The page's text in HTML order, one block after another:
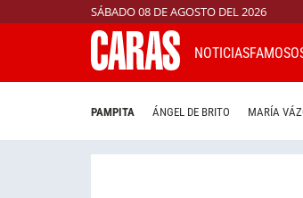
SÁBADO 08 DE AGOSTO DEL 2026
NOTICIAS
PAMPITA ÁNGEL DE BRITO MARÍA